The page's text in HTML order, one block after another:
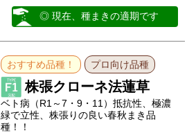
◎ 現在、種まきの適期です
おすすめ品種！ プロ向け品種
株張クローネ法蓮草
ベト病（R1～7・9・11）抵抗性、極濃
緑で立性、株張りの良い春秋まき品
種！！